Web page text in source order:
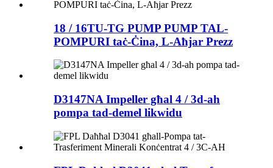
18 / 16TU-TG PUMP PUMP TAL-
POMPURI taċ-Ċina, L-Aħjar Prezz
D3147NA Impeller għal 4 / 3d-ah
pompa tad-demel likwidu